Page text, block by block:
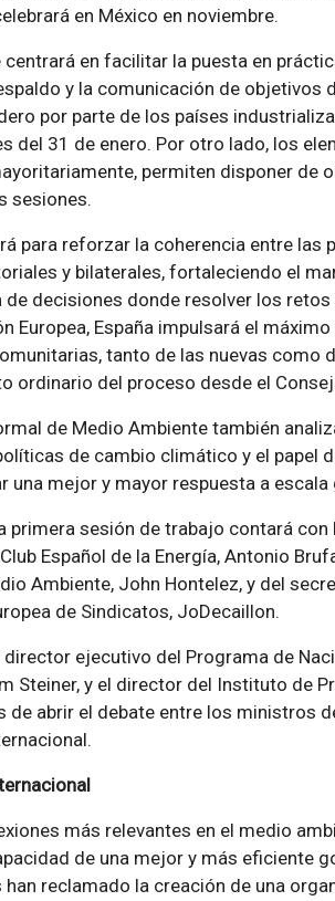
en México en noviembre.
centrará en facilitar la puesta en
y la comunicación de objetivos
por parte de los países
del 31 de enero. Por otro lado, los
permiten disponer de
sesiones.
para reforzar la coherencia entre
y bilaterales, fortaleciendo el
decisiones donde resolver los
Europea, España impulsará el
tanto de las nuevas como
ordinario del proceso desde el
de Medio Ambiente también
de cambio climático y el papel
una mejor y mayor respuesta a escala
primera sesión de trabajo contará
Español de la Energía, Antonio
Ambiente, John Hontelez, y del
de Sindicatos, JoDecaillon.
director ejecutivo del Programa de
Steiner, y el director del Instituto de
de abrir el debate entre los ministros
más relevantes en el medio
de una mejor y más eficiente
han reclamado la creación de una